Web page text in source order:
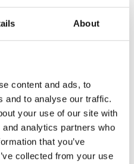
About
content and ads, to
and to analyse our traffic.
your use of our site with
analytics partners who
that you’ve
collected from your use